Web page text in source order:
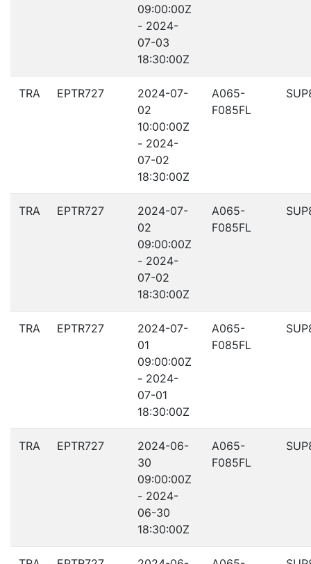
09:00:00Z
- 2024-
07-03
18:30:00Z
TRA EPTR727
2024-07-
02
10:00:00Z
- 2024-
07-02
18:30:00Z
A065-
F085FL
TRA EPTR727
2024-07-
02
09:00:00Z
- 2024-
07-02
18:30:00Z
A065-
F085FL
TRA EPTR727
2024-07-
01
09:00:00Z
- 2024-
07-01
18:30:00Z
A065-
F085FL
TRA EPTR727
2024-06-
30
09:00:00Z
- 2024-
06-30
18:30:00Z
A065-
F085FL